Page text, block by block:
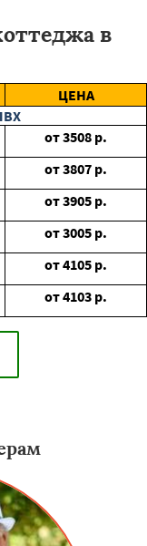
в
ЦЕНА
от3508 р.
от3807 р.
от3905 р.
от3005 р.
от4105 р.
от4103 р.